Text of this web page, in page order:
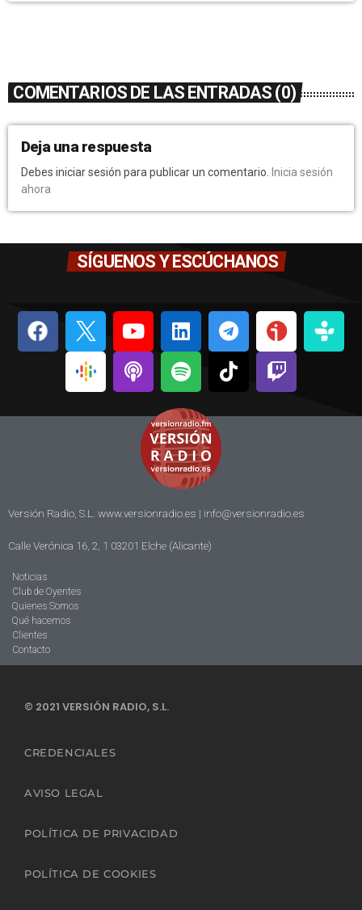
COMENTARIOS DE LAS ENTRADAS (0)
Deja una respuesta
Debes iniciar sesión para publicar un comentario.
Inicia sesión
ahora
SÍGUENOS Y ESCÚCHANOS
Versión Radio, S.L. www.versionradio.es | info@versionradio.es
Calle Verónica 16, 2, 1 03201 Elche (Alicante)
Noticias
Club de Oyentes
Quienes Somos
Qué hacemos
Clientes
Contacto
© 2021 VERSIÓN RADIO, S.L.
CREDENCIALES
AVISO LEGAL
POLÍTICA DE PRIVACIDAD
POLÍTICA DE COOKIES